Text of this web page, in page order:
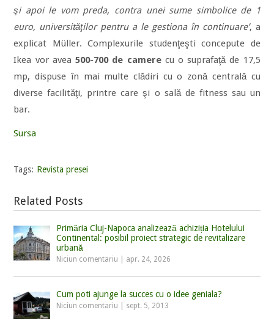
şi apoi le vom preda, contra unei sume simbolice de 1
euro, universităţilor pentru a le gestiona în continuare’, a
explicat Müller. Complexurile studenţeşti concepute de
Ikea vor avea500-700 de camerecu o suprafaţă de 17,5
mp, dispuse în mai multe clădiri cu o zonă centrală cu
diverse facilităţi, printre care şi o sală de fitness sau un
bar.
Sursa
Tags: Revista presei
Related Posts
Primăria Cluj-Napoca analizează achiziția Hotelului
Continental: posibil proiect strategic de revitalizare
urbană
Niciun comentariu apr. 24, 2026
Cum poti ajunge la succes cu o idee geniala?
Niciun comentariu sept. 5, 2013